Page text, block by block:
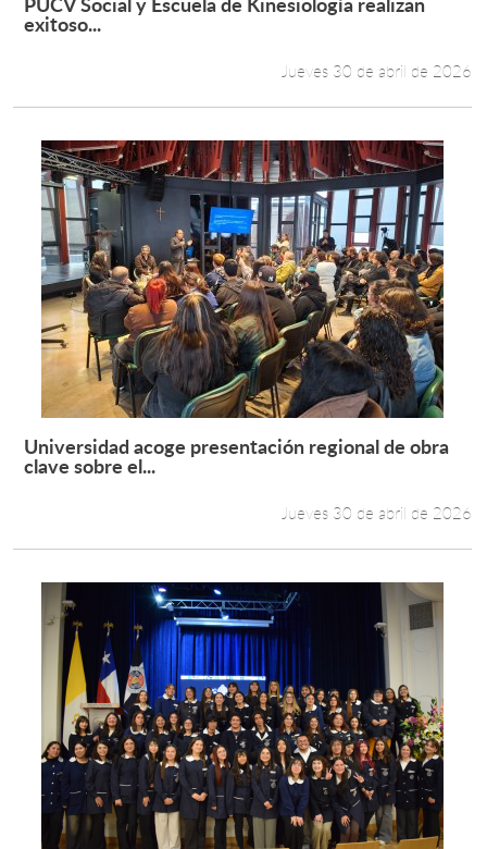
Leer más +
exitoso...
Jueves 30 de abril de 2026
Leer más +
Universidad acoge presentación regional de obra
clave sobre el...
Jueves 30 de abril de 2026